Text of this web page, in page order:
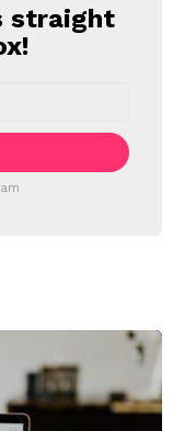
straight